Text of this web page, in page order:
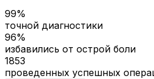
99%
точной диагностики
96%
избавились от острой боли
1853
проведенных успешных